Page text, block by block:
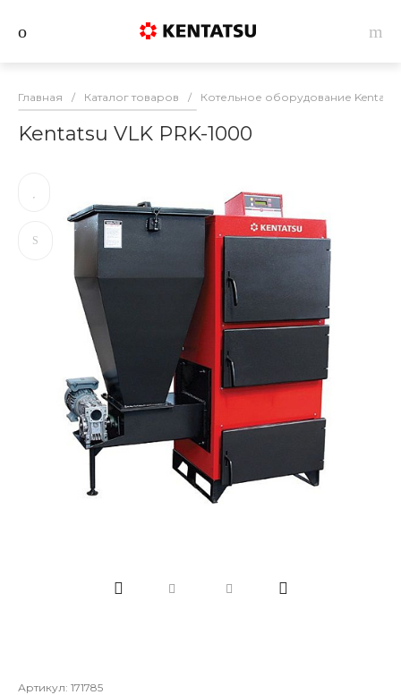
Главная / Каталог товаров / Котельное оборудование Kentatsu
Kentatsu VLK PRK-1000
Артикул: 171785